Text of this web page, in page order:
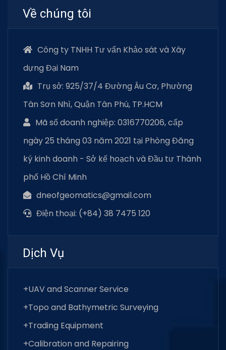
Về chúng tôi
Công ty TNHH Tư vấn Khảo sát và Xây
dựng Đại Nam
Trụ sở: 925/37/4 Đường Âu Cơ, Phường
Tân Sơn Nhì, Quận Tân Phú, TP.HCM
Mã số doanh nghiệp: 0316770206, cấp
ngày 25 tháng 03 năm 2021 tại Phòng Đăng
ký kinh doanh - Sở kế hoạch và Đầu tư Thành
phố Hồ Chí Minh
dneofgeomatics@gmail.com
Điện thoại: (+84) 38 7475 120
Dịch Vụ
+UAV and Scanner Service
+Topo and Bathymetric Surveying
+Trading Equipment
+Calibration and Repairing